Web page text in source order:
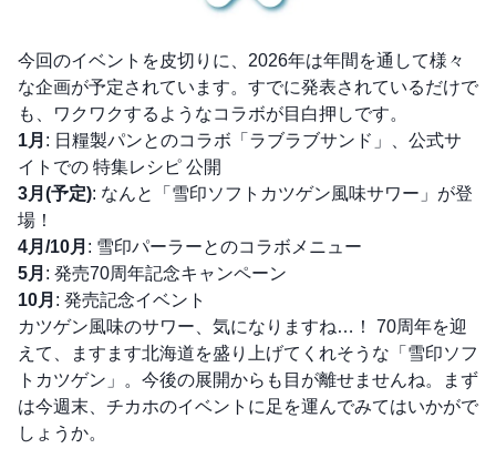
今回のイベントを皮切りに、2026年は年間を通して様々
な企画が予定されています。すでに発表されているだけで
も、ワクワクするようなコラボが目白押しです。
1月 : 日糧製パンとのコラボ「ラブラブサンド」、公式サ
イトでの 特集レシピ 公開
3月(予定): なんと「雪印ソフトカツゲン風味サワー」が登
場！
4月/10月 : 雪印パーラーとのコラボメニュー
5月 : 発売70周年記念キャンペーン
10月 : 発売記念イベント
カツゲン風味のサワー、気になりますね…！ 70周年を迎
えて、ますます北海道を盛り上げてくれそうな「雪印ソフ
トカツゲン」。今後の展開からも目が離せませんね。まず
は今週末、チカホのイベントに足を運んでみてはいかがで
しょうか。